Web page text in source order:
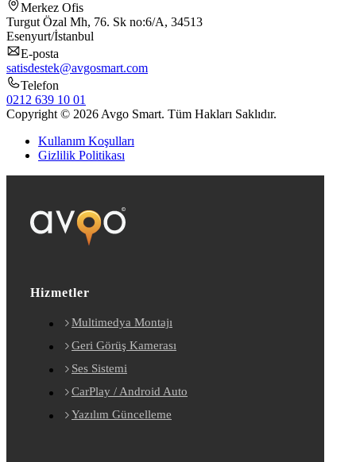
Merkez Ofis
Turgut Özal Mh, 76. Sk no:6/A, 34513
Esenyurt/İstanbul
E-posta
satisdestek@avgosmart.com
Telefon
0212 639 10 01
Copyright © 2026 Avgo Smart. Tüm Hakları Saklıdır.
Kullanım Koşulları
Gizlilik Politikası
Hizmetler
Multimedya Montajı
Geri Görüş Kamerası
Ses Sistemi
CarPlay / Android Auto
Yazılım Güncelleme